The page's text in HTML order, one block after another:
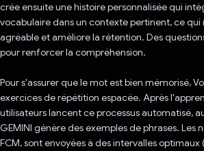
crée ensuite une histoire personnalisée qui
vocabulaire dans un contexte pertinent, ce
agréable et améliore la rétention. Des
pour renforcer la compréhension.
Pour s'assurer que le mot est bien mémorisé,
exercices de répétition espacée. Après
utilisateurs lancent ce processus automatisé,
GEMINI génère des exemples de phrases. Les
FCM, sont envoyées à des intervalles optimaux